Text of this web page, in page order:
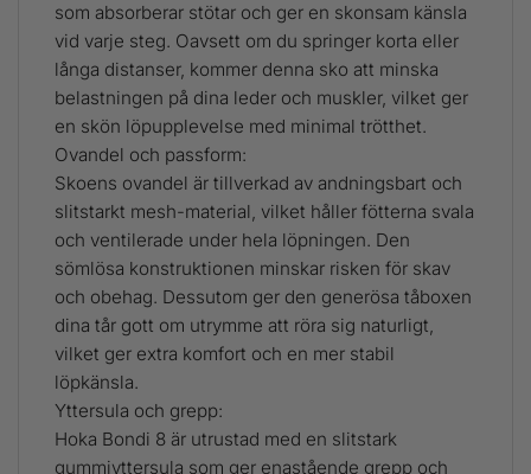
som absorberar stötar och ger en skonsam känsla
vid varje steg. Oavsett om du springer korta eller
långa distanser, kommer denna sko att minska
belastningen på dina leder och muskler, vilket ger
en skön löpupplevelse med minimal trötthet.
Ovandel och passform:
Skoens ovandel är tillverkad av andningsbart och
slitstarkt mesh-material, vilket håller fötterna svala
och ventilerade under hela löpningen. Den
sömlösa konstruktionen minskar risken för skav
och obehag. Dessutom ger den generösa tåboxen
dina tår gott om utrymme att röra sig naturligt,
vilket ger extra komfort och en mer stabil
löpkänsla.
Yttersula och grepp:
Hoka Bondi 8 är utrustad med en slitstark
gummiyttersula som ger enastående grepp och